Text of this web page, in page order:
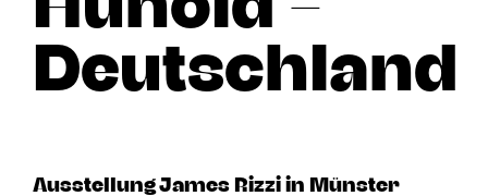
Deutschland
Ausstellung James Rizzi in Münster